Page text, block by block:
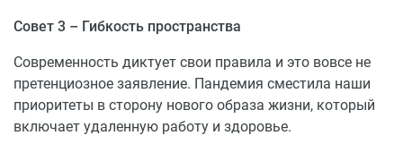
и инженерия
Здание спроектировано с применением современных
инженерно-технических решений, направленных на
обеспечение энергоэффективности и долговечности
конструкций. Конструктивная схема включает
Совет 3 – Гибкость пространства
Современность диктует свои правила и это вовсе не
претенциозное заявление. Пандемия сместила наши
приоритеты в сторону нового образа жизни, который
включает удаленную работу и здоровье.